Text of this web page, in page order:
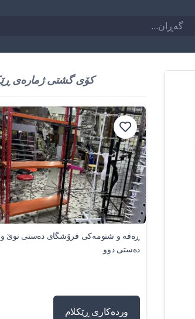
کۆی گشتی ژمارەی
ڕەفە و شتومەکی فرۆشگای دەستی نوێ و
دەستی دوو
وردەکاری ڕێکلام